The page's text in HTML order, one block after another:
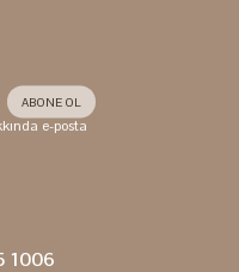
ABONE OL
e-posta
1006